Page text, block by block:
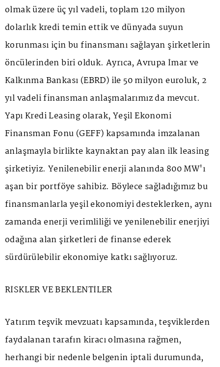
olmak üzere üç yıl vadeli, toplam 120 milyon
dolarlık kredi temin ettik ve dünyada suyun
korunması için bu finansmanı sağlayan şirketlerin
öncülerinden biri olduk. Ayrıca, Avrupa İmar ve
Kalkınma Bankası (EBRD) ile 50 milyon euroluk, 2
yıl vadeli finansman anlaşmalarımız da mevcut.
Yapı Kredi Leasing olarak, Yeşil Ekonomi
Finansman Fonu (GEFF) kapsamında imzalanan
anlaşmayla birlikte kaynaktan pay alan ilk leasing
şirketiyiz. Yenilenebilir enerji alanında 800 MW'ı
aşan bir portföye sahibiz. Böylece sağladığımız bu
finansmanlarla yeşil ekonomiyi desteklerken, aynı
zamanda enerji verimliliği ve yenilenebilir enerjiyi
odağına alan şirketleri de finanse ederek
sürdürülebilir ekonomiye katkı sağlıyoruz.
RİSKLER VE BEKLENTİLER
Yatırım teşvik mevzuatı kapsamında, teşviklerden
faydalanan tarafın kiracı olmasına rağmen,
herhangi bir nedenle belgenin iptali durumunda,